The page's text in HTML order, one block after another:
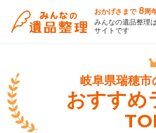
おかげさまで 8周
みんなの遺品整理
サイトです
岐阜県瑞穂市
おすすめ